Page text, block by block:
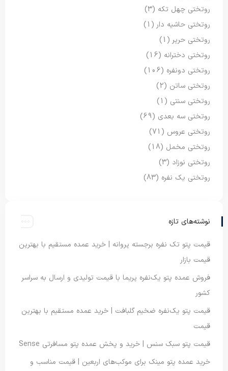
روتختی چهل تکه (3)
روتختی حاشیه دار (1)
روتختی حریر (1)
روتختی دخترانه (16)
روتختی دونفره (106)
روتختی ساتن (2)
روتختی سنتی (1)
روتختی سه بعدی (69)
روتختی عروس (71)
روتختی مخمل (18)
روتختی نوزاد (3)
روتختی یک نفره (83)
نوشته‌های تازه
قیمت پتو تک نفره برجسته پروانه | خرید عمده مستقیم با بهترین
قیمت بازار
فروش عمده پتو یک‌نفره پریما با قیمت تولیدی و ارسال به سراسر
کشور
قیمت پتو یک‌نفره ضخیم گلبافت | خرید عمده مستقیم با بهترین
قیمت
قیمت پتو سبک سنس | خرید و پخش عمده پتو مسافرتی Sense
خرید عمده پتو مینک برای موکب‌های اربعین | قیمت مناسب و